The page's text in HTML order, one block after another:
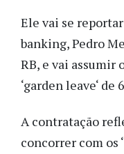
Ele vai se
banking, Pedro
RB, e vai assumir
‘garden leave‘ de
A contratação
concorrer com os